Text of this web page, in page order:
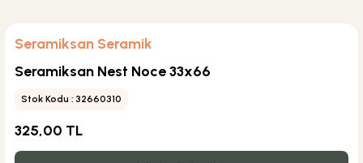
Seramiksan Seramik
Seramiksan Nest Noce 33x66
Stok Kodu : 32660310
325,00 TL